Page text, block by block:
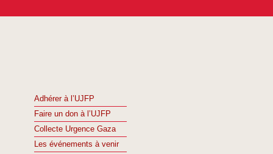
Adhérer à l’UJFP
Faire un don à l’UJFP
Collecte Urgence Gaza
Les événements à venir